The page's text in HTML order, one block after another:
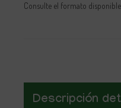
Consulte el formato disponible.
Descripción